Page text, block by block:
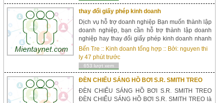
thay đổi giấy phép kinh doanh
Dịch vụ hỗ trợ doanh nghiệp Bạn muốn thành lập
doanh nghiệp, bạn cần hỗ trợ thành lập doanh
nghiệp hay thay đổi giấy phép kinh doanh nhanh
chóng, chuyên nghiệp. Mời bạn đến với
trolydoanhnghiep.vn đơn vị cung cấp chuỗi dịch
vụ tiện ích để hỗ trợ doanh nghiệp tối đa trong
qu&aac...
Bến Tre :: Kinh doanh tổng hợp :: Bởi:nguyen thi
ly 47 phút trước
653 lượt xem
ĐÈN CHIẾU SÁNG HỒ BƠI S.R. SMITH TREO
ĐÈN CHIẾU SÁNG HỒ BƠI S.R. SMITH TREO
ĐÈN CHIẾU SÁNG HỒ BƠI S.R. SMITH TREO là